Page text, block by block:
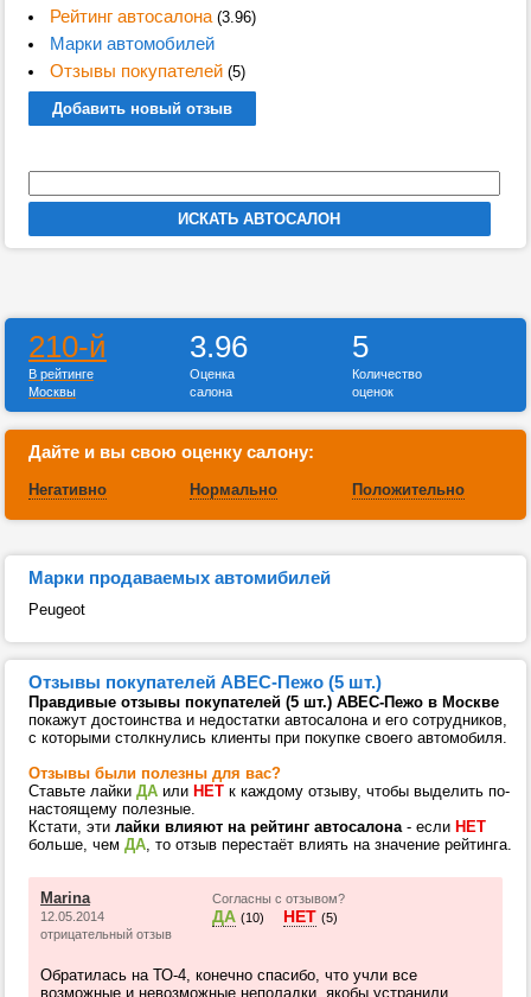
Рейтинг автосалона(3.96)
Марки автомобилей
Отзывы покупателей(5)
Добавить новый отзыв
210-й
В рейтинге
Москвы
3.96
Оценка
салона
5
Количество
оценок
Дайте и вы свою оценку салону:
Негативно Нормально Положительно
Марки продаваемых автомибилей
Peugeot
Отзывы покупателей АВЕС-Пежо (5 шт.)
Правдивые отзывы покупателей (5 шт.) АВЕС-Пежо в Москве
покажут достоинства и недостатки автосалона и его сотрудников,
с которыми столкнулись клиенты при покупке своего автомобиля.
Отзывы были полезны для вас?
Ставьте лайки ДА или НЕТ к каждому отзыву, чтобы выделить по-
настоящему полезные.
Кстати, эти лайки влияют на рейтинг автосалона- если НЕТ
больше, чем ДА, то отзыв перестаёт влиять на значение рейтинга.
Marina
12.05.2014
отрицательный отзыв
Согласны с отзывом?
ДА (10) НЕТ (5)
Обратилась на ТО-4, конечно спасибо, что учли все
возможные и невозможные неполадки, якобы устранили